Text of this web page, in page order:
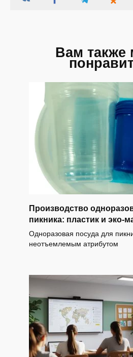
Вам также
Производство
пикника: пластик и эко-
Одноразовая посуда для
неотъемлемым атрибутом